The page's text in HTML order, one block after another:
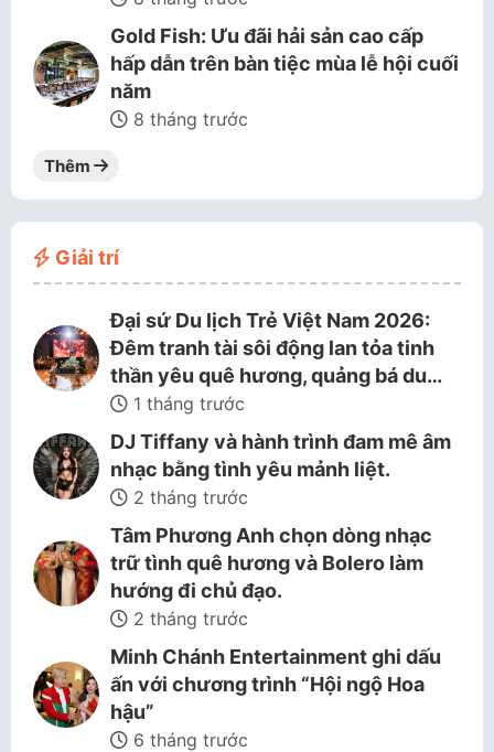
Gold Fish: Ưu đãi hải sản cao cấp
hấp dẫn trên bàn tiệc mùa lễ hội cuối
năm
8 tháng trước
Thêm
Giải trí
Đại sứ Du lịch Trẻ Việt Nam 2026:
Đêm tranh tài sôi động lan tỏa tinh
thần yêu quê hương, quảng bá du…
1 tháng trước
DJ Tiffany và hành trình đam mê âm
nhạc bằng tình yêu mảnh liệt.
2 tháng trước
Tâm Phương Anh chọn dòng nhạc
trữ tình quê hương và Bolero làm
hướng đi chủ đạo.
2 tháng trước
Minh Chánh Entertainment ghi dấu
ấn với chương trình “Hội ngộ Hoa
hậu”
6 tháng trước